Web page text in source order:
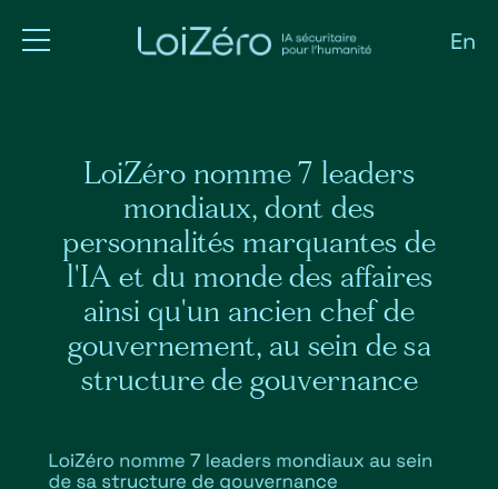
contenu
En
LoiZéro nomme 7 leaders
mondiaux, dont des
personnalités marquantes de
l'IA et du monde des affaires
ainsi qu'un ancien chef de
gouvernement, au sein de sa
structure de gouvernance